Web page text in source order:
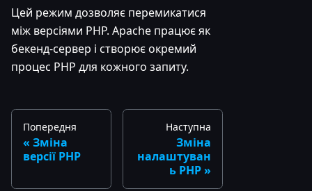
Цей режим дозволяє перемикатися
між версіями PHP. Apache працює як
бекенд-сервер і створює окремий
процес PHP для кожного запиту.
Попередня
Зміна
версії PHP
Наступна
Зміна
налаштуван
ь PHP